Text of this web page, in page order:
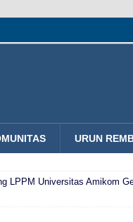
URUN
LPPM Universitas Amikom